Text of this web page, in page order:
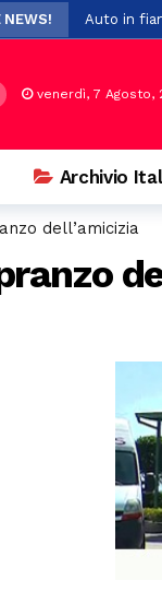
NEWS! Auto in
Il
Pompei,
Premio
Ostello
Addio a
Prodotti
venerdì, 7 Agosto,
Archivio
dell’amicizia